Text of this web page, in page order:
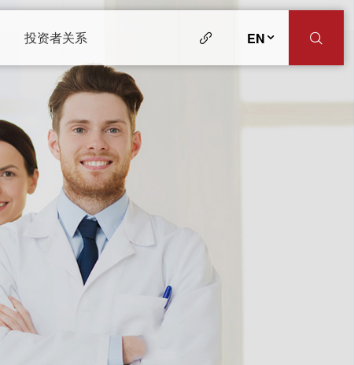
投资者关系 EN